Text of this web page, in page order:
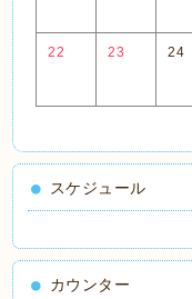
22 23 24
スケジュール
カウンター